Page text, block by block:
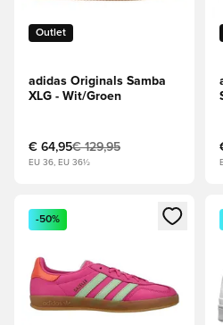
Outlet
adidas Originals Samba
XLG - Wit/Groen
€ 64,95€ 129,95
EU 36, EU 36½
Opent een venster om in te
-50%